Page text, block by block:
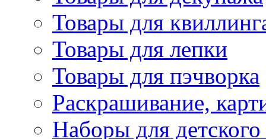
Товары для
Товары для лепки
Товары для пэчворка
Раскрашивание,
Наборы для